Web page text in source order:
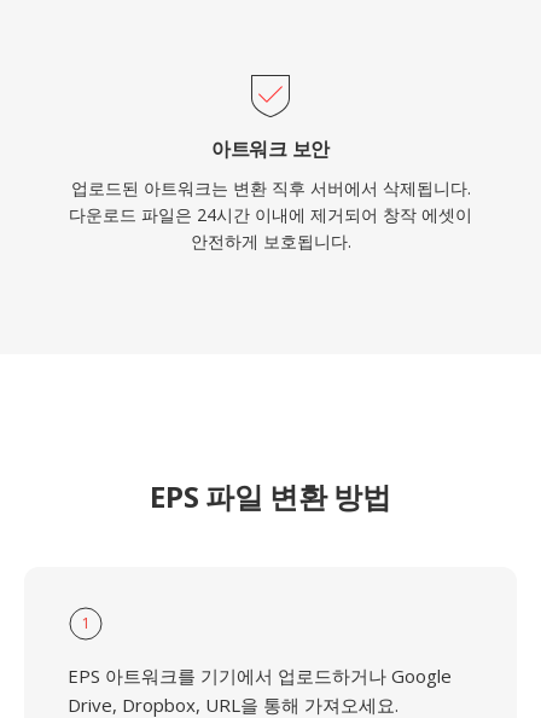
아트워크 보안
업로드된 아트워크는 변환 직후 서버에서 삭제됩니다.
다운로드 파일은 24시간 이내에 제거되어 창작 에셋이
안전하게 보호됩니다.
EPS 파일 변환 방법
1
EPS 아트워크를 기기에서 업로드하거나 Google
Drive, Dropbox, URL을 통해 가져오세요.